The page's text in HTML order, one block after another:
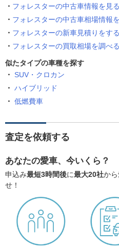
フォレスターの中古車情報を見る
フォレスターの中古車相場情報
フォレスターの新車見積りをする
フォレスターの買取相場を調べる
似たタイプの車種を探す
SUV・クロカン
ハイブリッド
低燃費車
査定を依頼する
あなたの愛車、今いくら？
申込み最短3時間後に最大20社か
せ！